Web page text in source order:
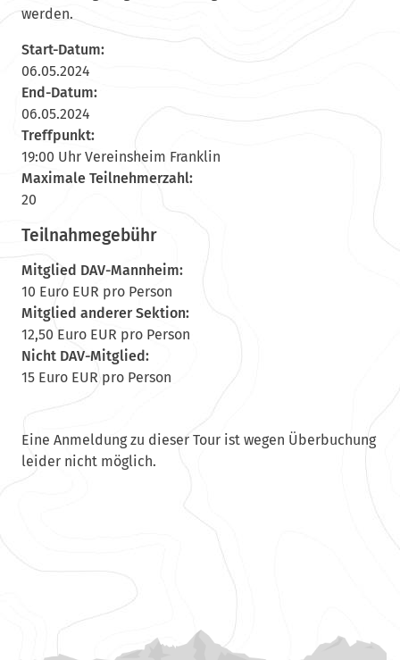
werden.
Start-Datum:
06.05.2024
End-Datum:
06.05.2024
Treffpunkt:
19:00 Uhr Vereinsheim Franklin
Maximale Teilnehmerzahl:
20
Teilnahmegebühr
Mitglied DAV-Mannheim:
10 Euro EUR pro Person
Mitglied anderer Sektion:
12,50 Euro EUR pro Person
Nicht DAV-Mitglied:
15 Euro EUR pro Person
Eine Anmeldung zu dieser Tour ist wegen Überbuchung
leider nicht möglich.